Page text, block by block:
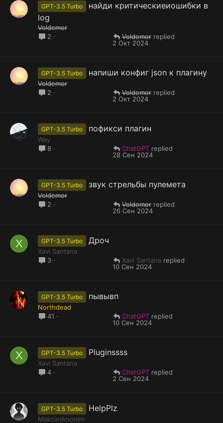
GPT-3.5 Turbo
найди критическиеиошибки в
log
Voldemor
2
2 Окт 2024
Voldemor
GPT-3.5 Turbo напиши конфиг json к плагину
Voldemor
2
2 Окт 2024
Voldemor
GPT-3.5 Turbo пофикси плагин
Way
8
28 Сен 2024
ChatGPT
GPT-3.5 Turbo звук стрельбы пулемета
Voldemor
2
26 Сен 2024
Voldemor
X GPT-3.5 Turbo Дроч
Xavi Santana
3
10 Сен 2024
Xavi Santana
GPT-3.5 Turbo пывывп
Northdead
41
10 Сен 2024
ChatGPT
X GPT-3.5 Turbo Pluginssss
Xavi Santana
4
2 Сен 2024
ChatGPT
GPT-3.5 Turbo HelpPlz
MakcimAnonim